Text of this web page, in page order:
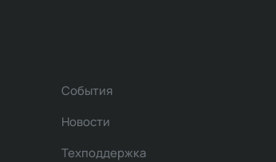
События
Новости
Техподдержка